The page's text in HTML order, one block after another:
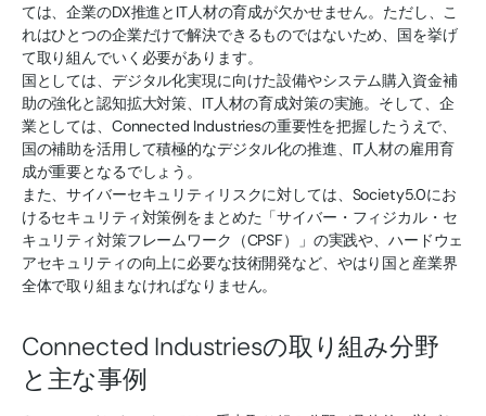
ては、企業のDX推進とIT人材の育成が欠かせません。ただし、こ
れはひとつの企業だけで解決できるものではないため、国を挙げ
て取り組んでいく必要があります。
国としては、デジタル化実現に向けた設備やシステム購入資金補
助の強化と認知拡大対策、IT人材の育成対策の実施。そして、企
業としては、Connected Industriesの重要性を把握したうえで、
国の補助を活用して積極的なデジタル化の推進、IT人材の雇用育
成が重要となるでしょう。
また、サイバーセキュリティリスクに対しては、Society5.0にお
けるセキュリティ対策例をまとめた「サイバー・フィジカル・セ
キュリティ対策フレームワーク（CPSF）」の実践や、ハードウェ
アセキュリティの向上に必要な技術開発など、やはり国と産業界
全体で取り組まなければなりません。
Connected Industriesの取り組み分野
と主な事例